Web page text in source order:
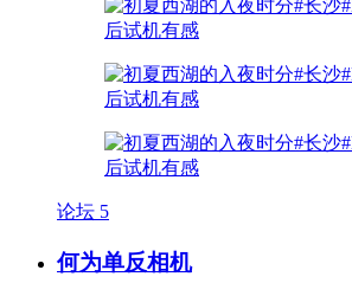
论坛 5
何为单反相机